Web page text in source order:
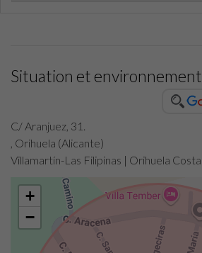
Situation et environnement
C/ Aranjuez, 31.
, Orihuela (Alicante)
Villamartín-Las Filipinas | Orihuela Costa
+
−